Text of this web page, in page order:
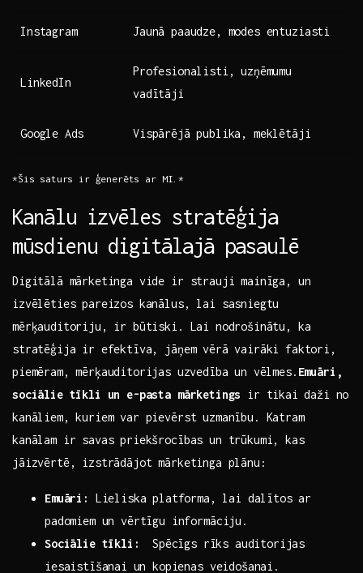
Instagram Jaunā​ paaudze, modes entuziasti
LinkedIn
Profesionalisti, uzņēmumu
vadītāji
Google⁢ Ads Vispārējā ‍publika, meklētāji
*Šis saturs ir ​ģenerēts ar MI.*
Kanālu izvēles stratēģija⁤
mūsdienu digitālajā⁢ pasaulē
Digitālā ​mārketinga vide ir ​strauji ‌mainīga, un
izvēlēties pareizos ​kanālus, ‌lai sasniegtu
mērķauditoriju, ir būtiski.‍ Lai nodrošinātu, ka
stratēģija ‍ir‍ efektīva, jāņem vērā vairāki faktori,
‌piemēram, mērķauditorijas ⁣uzvedība un vēlmes. Emuāri,
sociālie tīkli un e-pasta mārketings ir tikai ⁤daži ⁤no
kanāliem, kuriem var pievērst uzmanību. Katram
kanālam ir savas priekšrocības un trūkumi, kas⁤
jāizvērtē, izstrādājot mārketinga ‌plānu:
Emuāri:
Lieliska ‍platforma, ⁢lai dalītos ar
padomiem un vērtīgu informāciju.
Sociālie tīkli:
⁣ Spēcīgs ⁣rīks auditorijas
iesaistīšanai ⁢un kopienas veidošanai.